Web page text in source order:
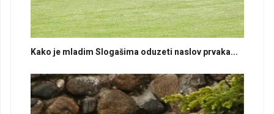
Kako je mladim Slogašima oduzeti naslov prvaka...